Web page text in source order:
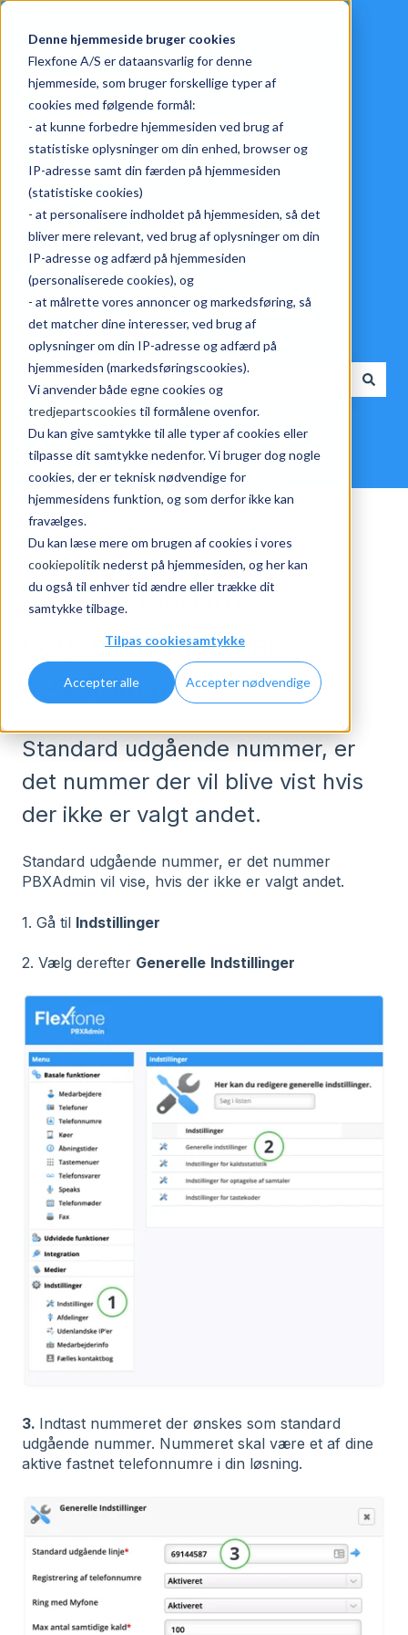
Denne hjemmeside bruger cookies
Flexfone A/S er dataansvarlig for denne
hjemmeside, som bruger forskellige typer af
cookies med følgende formål:
- at kunne forbedre hjemmesiden ved brug af
statistiske oplysninger om din enhed, browser og
IP-adresse samt din færden på hjemmesiden
(statistiske cookies)
- at personalisere indholdet på hjemmesiden, så det
bliver mere relevant, ved brug af oplysninger om din
IP-adresse og adfærd på hjemmesiden
(personaliserede cookies), og
- at målrette vores annoncer og markedsføring, så
det matcher dine interesser, ved brug af
oplysninger om din IP-adresse og adfærd på
hjemmesiden (markedsføringscookies).
Vi anvender både egne cookies og
tredjepartscookies til formålene ovenfor.
Du kan give samtykke til alle typer af cookies eller
tilpasse dit samtykke nedenfor. Vi bruger dog nogle
cookies, der er teknisk nødvendige for
hjemmesidens funktion, og som derfor ikke kan
fravælges.
Du kan læse mere om brugen af cookies i vores
cookiepolitiknederst på hjemmesiden, og her kan
du også til enhver tid ændre eller trække dit
samtykke tilbage.
Tilpas cookiesamtykke
Accepter alle Accepter nødvendige
Har du spørgsmål til
Flexfones produkter? Find
svarene her.
Der er ingen forslag, da søgefeltet er tomt.
Ofte stillede spørgsmål PBXAdmin
Vigtige informationer
Valg af standard
udgående nummer i
PBXAdmin
Standard udgående nummer, er
det nummer der vil blive vist hvis
der ikke er valgt andet.
Standard udgående nummer, er det nummer
PBXAdmin vil vise, hvis der ikke er valgt andet.
1. Gå til Indstillinger
2. Vælg derefter Generelle Indstillinger
3. Indtast nummeret der ønskes som standard
udgående nummer. Nummeret skal være et af dine
aktive fastnet telefonnumre i din løsning.